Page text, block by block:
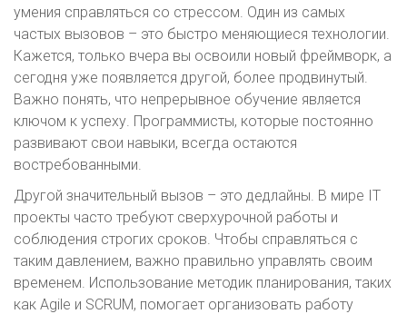
умения справляться со стрессом. Один из самых
частых вызовов – это быстро меняющиеся технологии.
Кажется, только вчера вы освоили новый фреймворк, а
сегодня уже появляется другой, более продвинутый.
Важно понять, что непрерывное обучение является
ключом к успеху. Программисты, которые постоянно
развивают свои навыки, всегда остаются
востребованными.
Другой значительный вызов – это дедлайны. В мире IT
проекты часто требуют сверхурочной работы и
соблюдения строгих сроков. Чтобы справляться с
таким давлением, важно правильно управлять своим
временем. Использование методик планирования, таких
как Agile и SCRUM, помогает организовать работу